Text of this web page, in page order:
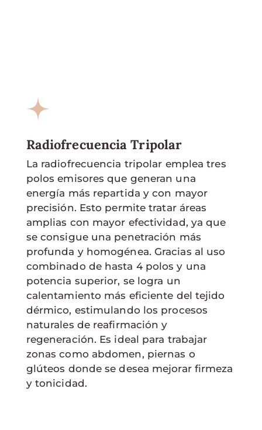
Radiofrecuencia Tripolar
La radiofrecuencia tripolar emplea tres
polos emisores que generan una
energía más repartida y con mayor
precisión. Esto permite tratar áreas
amplias con mayor efectividad, ya que
se consigue una penetración más
profunda y homogénea. Gracias al uso
combinado de hasta 4 polos y una
potencia superior, se logra un
calentamiento más eficiente del tejido
dérmico, estimulando los procesos
naturales de reafirmación y
regeneración. Es ideal para trabajar
zonas como abdomen, piernas o
glúteos donde se desea mejorar firmeza
y tonicidad.